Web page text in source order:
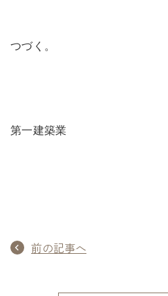
つづく。
第一建築業
前の記事へ